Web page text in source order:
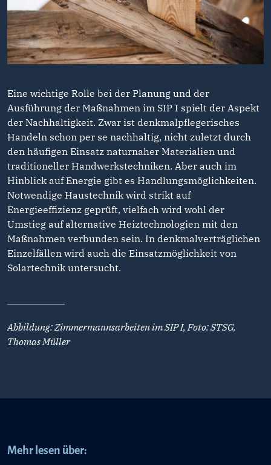
Eine wichtige Rolle bei der Planung und der
Ausführung der Maßnahmen im SIP I spielt der Aspekt
der Nachhaltigkeit. Zwar ist denkmalpflegerisches
Handeln schon per se nachhaltig, nicht zuletzt durch
den häufigen Einsatz naturnaher Materialien und
traditioneller Handwerkstechniken. Aber auch im
Hinblick auf Energie gibt es Handlungsmöglichkeiten.
Notwendige Haustechnik wird strikt auf
Energieeffizienz geprüft, vielfach wird wohl der
Umstieg auf alternative Heiztechnologien mit den
Maßnahmen verbunden sein. In denkmalverträglichen
Einzelfällen wird auch die Einsatzmöglichkeit von
Solartechnik untersucht.
Abbildung: Zimmermannsarbeiten im SIP I, Foto: STSG,
Thomas Müller
Mehr lesen über: